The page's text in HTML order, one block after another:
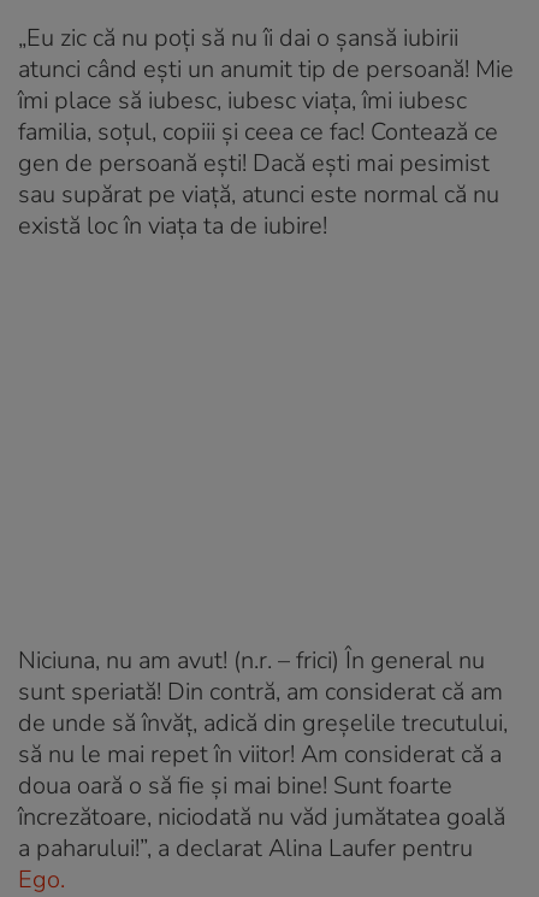
„Eu zic că nu poți să nu îi dai o șansă iubirii
atunci când ești un anumit tip de persoană! Mie
îmi place să iubesc, iubesc viața, îmi iubesc
familia, soțul, copiii și ceea ce fac! Contează ce
gen de persoană ești! Dacă ești mai pesimist
sau supărat pe viață, atunci este normal că nu
există loc în viața ta de iubire!
Niciuna, nu am avut! (n.r. – frici) În general nu
sunt speriată! Din contră, am considerat că am
de unde să învăț, adică din greșelile trecutului,
să nu le mai repet în viitor! Am considerat că a
doua oară o să fie și mai bine! Sunt foarte
încrezătoare, niciodată nu văd jumătatea goală
a paharului!”, a declarat Alina Laufer pentru
Ego.